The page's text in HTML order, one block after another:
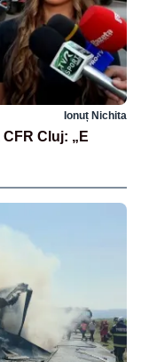
Ionuț Nichita
Cluj: „E